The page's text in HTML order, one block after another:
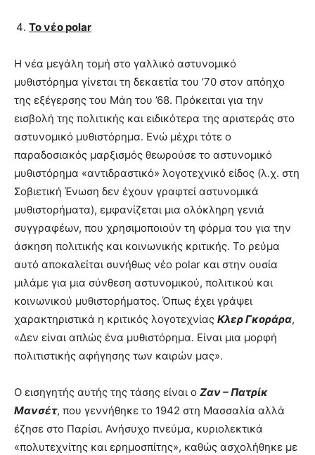
Το νέοpolar
Η νέα μεγάλη τομή στο γαλλικό αστυνομικό
μυθιστόρημα γίνεται τη δεκαετία του ’70 στον απόηχο
της εξέγερσης του Μάη του ’68. Πρόκειται για την
εισβολή της πολιτικής και ειδικότερα της αριστεράς στο
αστυνομικό μυθιστόρημα. Ενώ μέχρι τότε ο
παραδοσιακός μαρξισμός θεωρούσε το αστυνομικό
μυθιστόρημα «αντιδραστικό» λογοτεχνικό είδος (λ.χ. στη
Σοβιετική Ένωση δεν έχουν γραφτεί αστυνομικά
μυθιστορήματα), εμφανίζεται μια ολόκληρη γενιά
συγγραφέων, που χρησιμοποιούν τη φόρμα του για την
άσκηση πολιτικής και κοινωνικής κριτικής. Το ρεύμα
αυτό αποκαλείται συνήθως νέο polar και στην ουσία
μιλάμε για μια σύνθεση αστυνομικού, πολιτικού και
κοινωνικού μυθιστορήματος. Όπως έχει γράψει
χαρακτηριστικά η κριτικός λογοτεχνίας Κλερ Γκοράρα,
«Δεν είναι απλώς ένα μυθιστόρημα. Είναι μια μορφή
πολιτιστικής αφήγησης των καιρών μας».
Ο εισηγητής αυτής της τάσης είναι ο Ζαν – Πατρίκ
Μανσέτ, που γεννήθηκε το 1942 στη Μασσαλία αλλά
έζησε στο Παρίσι. Ανήσυχο πνεύμα, κυριολεκτικά
«πολυτεχνίτης και ερημοσπίτης», καθώς ασχολήθηκε με